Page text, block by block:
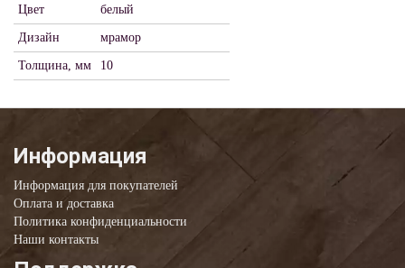
Цвет белый
Дизайн мрамор
Толщина, мм 10
Информация
Информация для покупателей
Оплата и доставка
Политика конфиденциальности
Наши контакты